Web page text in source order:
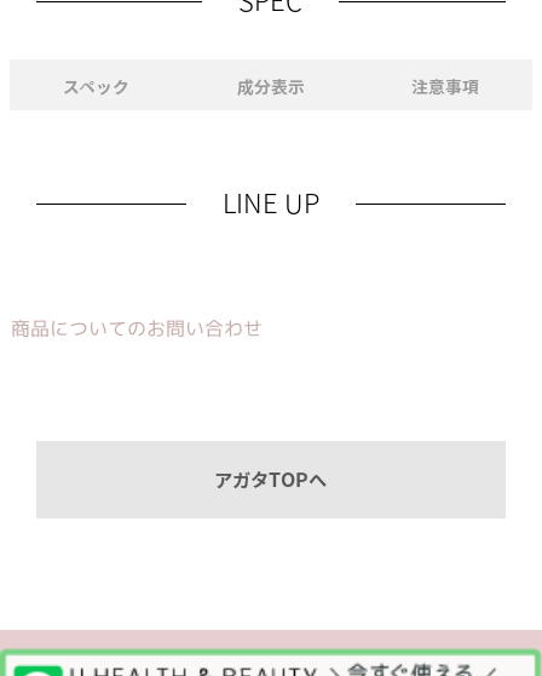
スペック 成分表示 注意事項
LINE UP
商品についてのお問い合わせ
アガタTOPへ